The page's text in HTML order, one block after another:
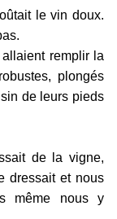
le vin doux.
remplir la
plongés
de leurs pieds
de la vigne,
dressait et nous
même nous y